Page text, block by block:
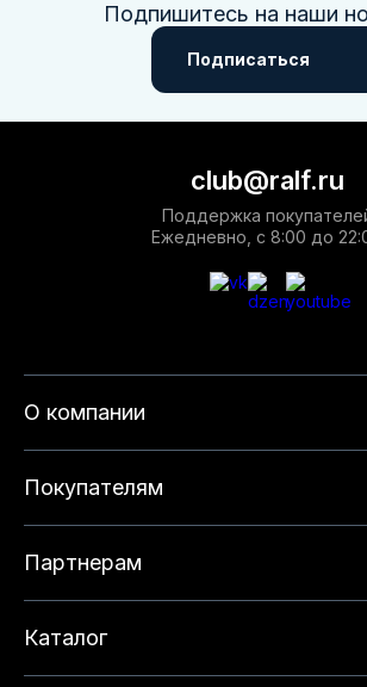
Подпишитесь на наши
Подписаться
О компании
Покупателям
Партнерам
Каталог
club@ralf.ru
Поддержка
Ежедневно, с 8:00 до